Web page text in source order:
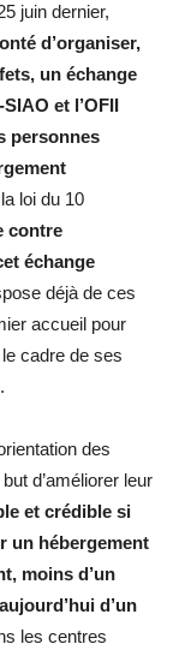
juin dernier,
d’organiser,
un échange
et l’OFII
personnes
loi du 10
contre
échange
déjà de ces
accueil pour
cadre de ses
des
d’améliorer leur
et crédible si
un hébergement
moins d’un
d’un
les centres